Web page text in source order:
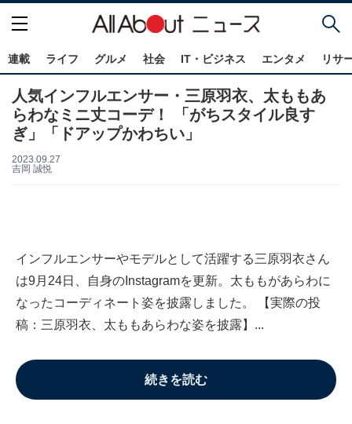
連載 ライフ グルメ 社会 IT・ビジネス エンタメ リサ
人気インフルエンサー・三原羽衣、太ももあ
らわなミニ丈コーデ！ 「がちスタイル良す
ぎ」「ドアップかわちい」
2023.09.27
吉岡 誠悦
インフルエンサーやモデルとして活躍する三原羽衣さん
は9月24日、自身のInstagramを更新。太ももがあらわに
なったコーディネート姿を披露しました。 【実際の投
稿：三原羽衣、太ももあらわな姿を披露】...
続きを読む